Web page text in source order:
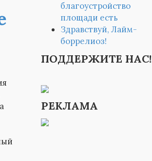
благоустройство
площади есть
Здравствуй, Лайм-
боррелиоз!
ПОДДЕРЖИТЕ НАС!
РЕКЛАМА